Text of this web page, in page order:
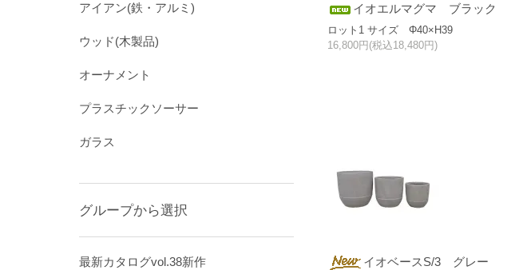
イオエルマグマ ブラック
ロット1 サイズ Φ40×H39
16,800円(税込18,480円)
イオベースS/3 グレー
アイアン(鉄・アルミ)
ウッド(木製品)
オーナメント
プラスチックソーサー
ガラス
グループから選択
最新カタログvol.38新作